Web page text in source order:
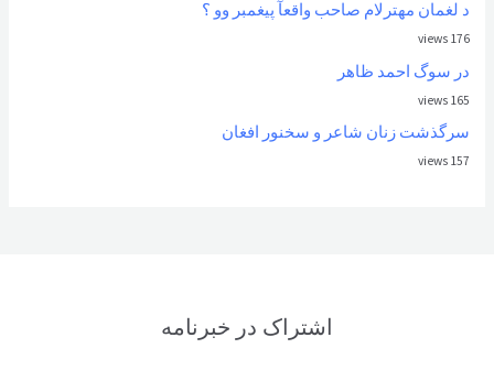
د لغمان مهترلام صاحب واقعآ پیغمبر وو ؟
176 views
در سوگ احمد ظاهر
165 views
سرگذشت زنان شاعر و سخنور افغان
157 views
اشتراک در خبرنامه